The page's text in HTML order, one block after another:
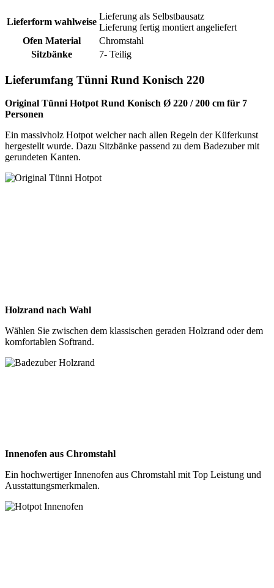
Lieferform wahlweise
Lieferung als Selbstbausatz
Lieferung fertig montiert angeliefert
Ofen Material
Chromstahl
Sitzbänke
7- Teilig
Lieferumfang Tünni Rund Konisch 220
Original Tünni Hotpot Rund Konisch Ø 220 / 200 cm für 7
Personen
Ein massivholz Hotpot welcher nach allen Regeln der Küferkunst
hergestellt wurde. Dazu Sitzbänke passend zu dem Badezuber mit
gerundeten Kanten.
Holzrand nach Wahl
Wählen Sie zwischen dem klassischen geraden Holzrand oder dem
komfortablen Softrand.
Innenofen aus Chromstahl
Ein hochwertiger Innenofen aus Chromstahl mit Top Leistung und
Ausstattungsmerkmalen.